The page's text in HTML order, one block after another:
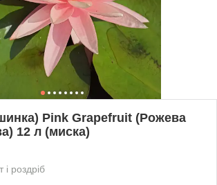
Pink Grapefruit (Рожева
12 л (миска)
і роздріб